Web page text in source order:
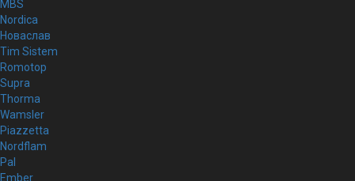
MBS
Nordica
Новаслав
Tim Sistem
Romotop
Supra
Thorma
Wamsler
Piazzetta
Nordflam
Pal
Ember